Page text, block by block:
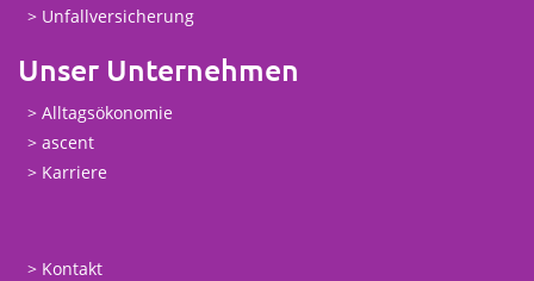
Unfallversicherung
Unser Unternehmen
Alltagsökonomie
ascent
Karriere
Kontakt